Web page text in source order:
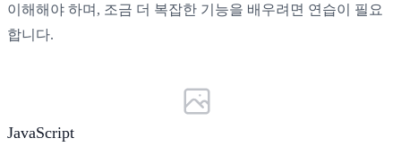
이해해야 하며, 조금 더 복잡한 기능을 배우려면 연습이 필요
합니다.
JavaScript